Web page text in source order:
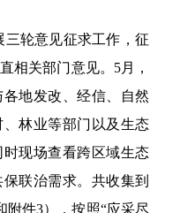
三轮意见征求工作，征
相关部门意见。5月，
地发改、经信、自然
林业等部门以及生态
现场查看跨区域生态
联治需求。共收集到
附件3），按照“应采尽